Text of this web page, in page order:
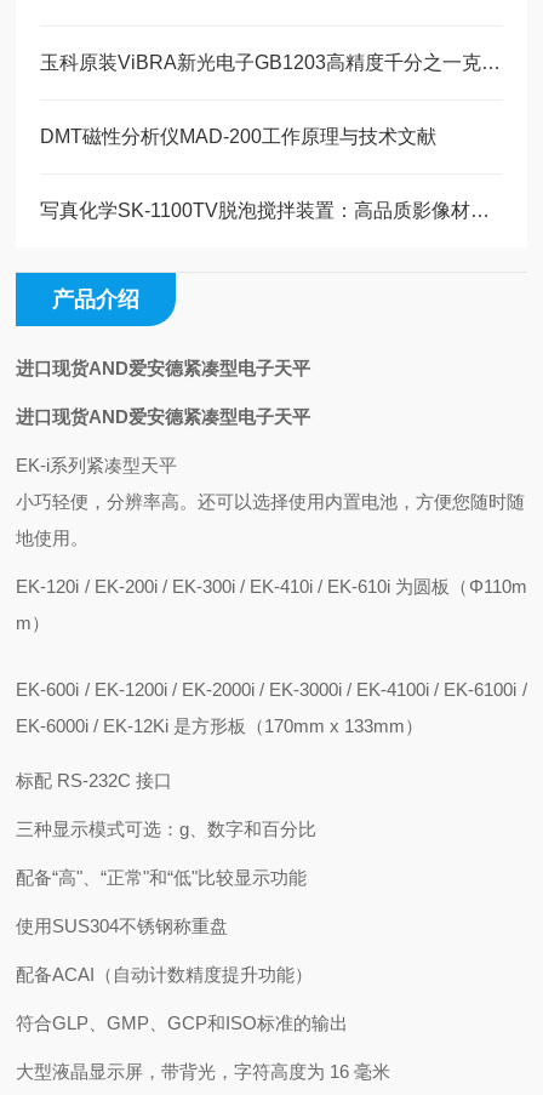
玉科原装ViBRA新光电子GB1203高精度千分之一克1200g电子天平详情
DMT磁性分析仪MAD-200工作原理与技术文献
写真化学SK-1100TV脱泡搅拌装置：高品质影像材料的制备基石
产品介绍
进口现货AND爱安德紧凑型电子天平
进口现货AND爱安德紧凑型电子天平
EK-i系列紧凑型天平
小巧轻便，分辨率高。还可以选择使用内置电池，方便您随时随
地使用。
EK-120i / EK-200i / EK-300i / EK-410i / EK-610i 为圆板（Φ110m
m）
EK-600i / EK-1200i / EK-2000i / EK-3000i / EK-4100i / EK-6100i /
EK-6000i / EK-12Ki 是方形板（170mm x 133mm）
标配 RS-232C 接口
三种显示模式可选：g、数字和百分比
配备“高"、“正常"和“低"比较显示功能
使用SUS304不锈钢称重盘
配备ACAI（自动计数精度提升功能）
符合GLP、GMP、GCP和ISO标准的输出
大型液晶显示屏，带背光，字符高度为 16 毫米